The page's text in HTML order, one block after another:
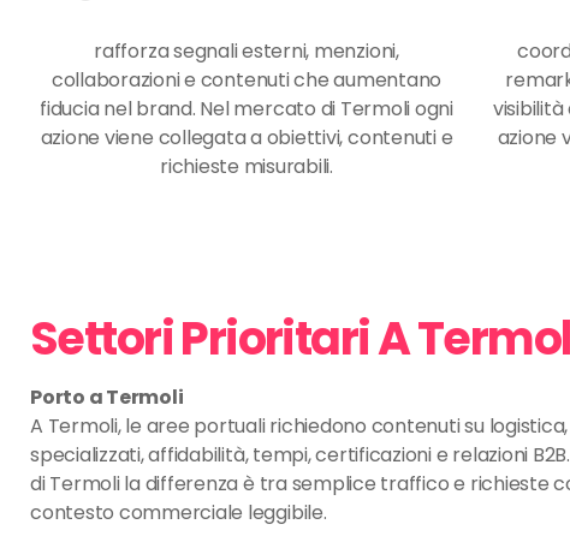
rafforza segnali esterni, menzioni,
collaborazioni e contenuti che aumentano
fiducia nel brand. Nel mercato di Termoli ogni
azione viene collegata a obiettivi, contenuti e
richieste misurabili.
azione
Settori Prioritari A
Porto a Termoli
A Termoli, le aree portuali richiedono contenuti su
specializzati, affidabilità, tempi, certificazioni e relazioni
di Termoli la differenza è tra semplice traffico e richieste
contesto commerciale leggibile.